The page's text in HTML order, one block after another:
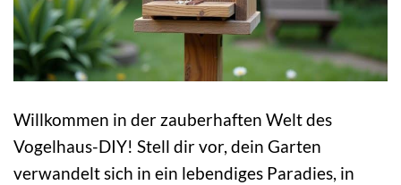
Willkommen in der zauberhaften Welt des
Vogelhaus-DIY! Stell dir vor, dein Garten
verwandelt sich in ein lebendiges Paradies, in